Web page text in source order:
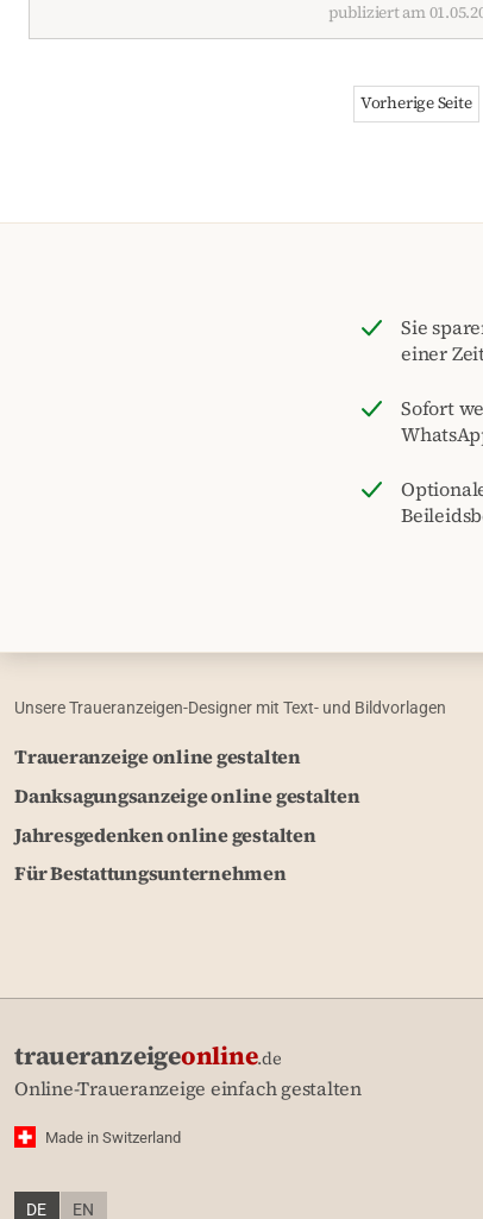
publiziert am
Vorherige Seite
Sie
einer
Sofort
Unsere Traueranzeigen-Designer mit Text- und Bildvorlagen
Traueranzeige online gestalten
Danksagungsanzeige online gestalten
Jahresgedenken online gestalten
Für Bestattungsunternehmen
traueranzeigeonline.de
Online-Traueranzeige einfach gestalten
Made in Switzerland
DE EN